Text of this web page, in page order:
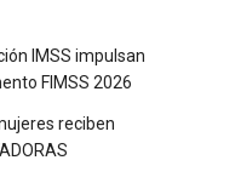
IMSS impulsan
FIMSS 2026
reciben